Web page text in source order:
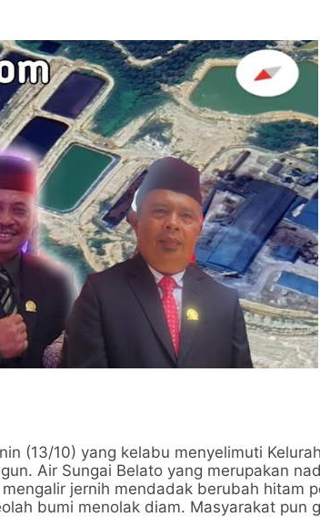
(13/10) yang kelabu menyelimuti
Air Sungai Belato yang merupakan
jernih mendadak berubah hitam
bumi menolak diam. Masyarakat pun